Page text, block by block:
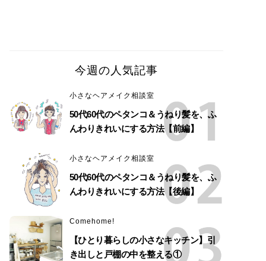
今週の人気記事
小さなヘアメイク相談室
50代60代のペタンコ＆うねり髪を、ふ
んわりきれいにする方法【前編】
小さなヘアメイク相談室
50代60代のペタンコ＆うねり髪を、ふ
んわりきれいにする方法【後編】
Comehome!
【ひとり暮らしの小さなキッチン】引
き出しと戸棚の中を整える①